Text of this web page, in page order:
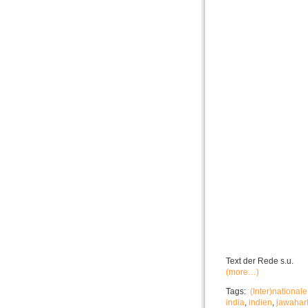
Text der Rede s.u.
(more…)
Tags:
india, indien,